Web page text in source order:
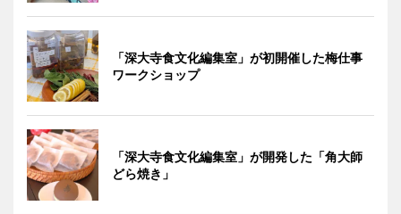
「深大寺食文化編集室」が初開催した梅仕事
ワークショップ
「深大寺食文化編集室」が開発した「角大師
どら焼き」